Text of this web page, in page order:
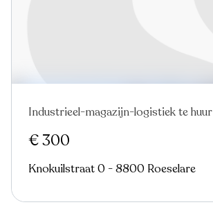
Industrieel-magazijn-logistiek te huur
€ 300
Knokuilstraat 0 - 8800 Roeselare